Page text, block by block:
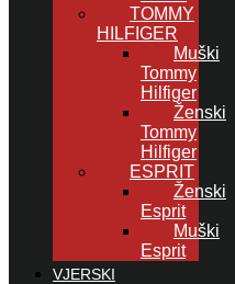
TOMMY
HILFIGER
Muški
Tommy
Hilfiger
Ženski
Tommy
Hilfiger
ESPRIT
Ženski
Esprit
Muški
Esprit
VJERSKI